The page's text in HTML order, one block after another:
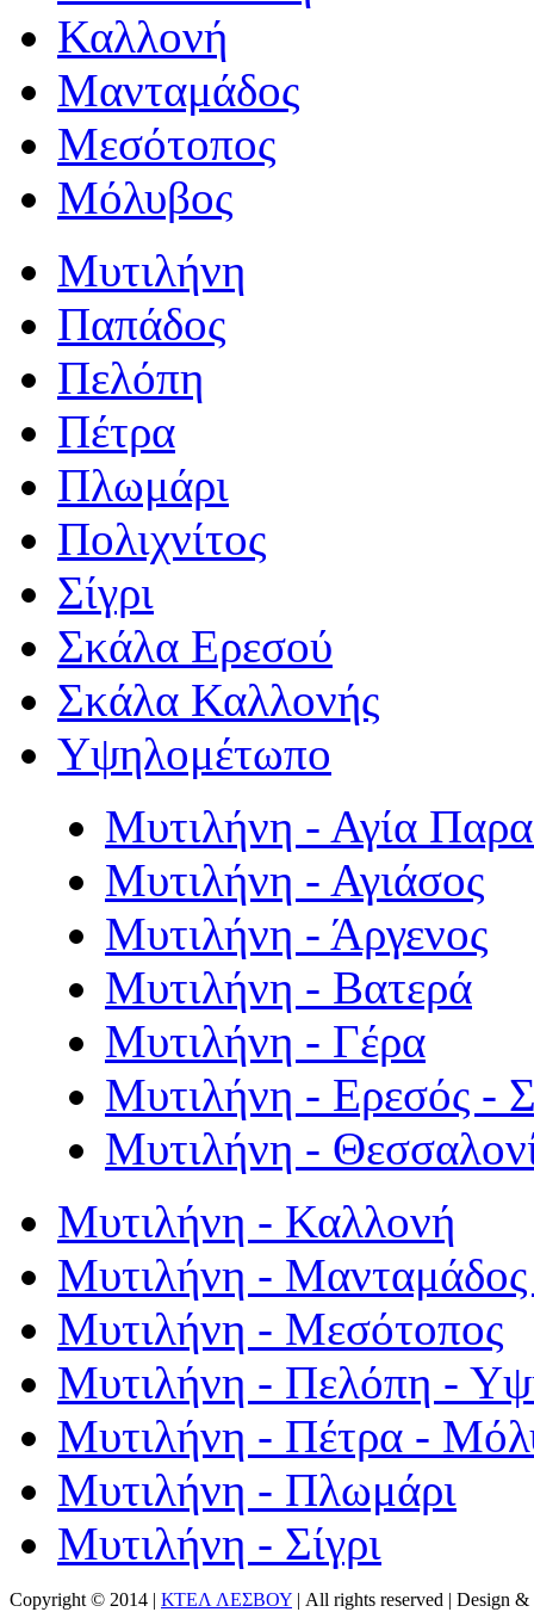
Καλλονή
Μανταμάδος
Μεσότοπος
Μόλυβος
Μυτιλήνη
Παπάδος
Πελόπη
Πέτρα
Πλωμάρι
Πολιχνίτος
Σίγρι
Σκάλα Ερεσού
Σκάλα Καλλονής
Υψηλομέτωπο
Μυτιλήνη - Αγία
Μυτιλήνη - Αγιάσος
Μυτιλήνη - Άργενος
Μυτιλήνη - Βατερά
Μυτιλήνη - Γέρα
Μυτιλήνη - Ερεσός -
Μυτιλήνη -
Μυτιλήνη - Καλλονή
Μυτιλήνη - Μανταμάδος
Μυτιλήνη - Μεσότοπος
Μυτιλήνη - Πελόπη -
Μυτιλήνη - Πέτρα -
Μυτιλήνη - Πλωμάρι
Μυτιλήνη - Σίγρι
Copyright © 2014 | ΚΤΕΛ ΛΕΣΒΟΥ | All rights reserved | Design &